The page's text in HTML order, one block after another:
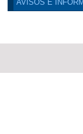
AVISOS E